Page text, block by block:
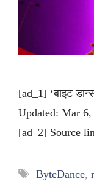
[ad_1] ‘बाइट
Updated: Mar 6,
[ad_2] Source
Tags
ByteDance,